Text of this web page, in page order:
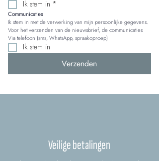
Ik stem in *
Communicaties
Ik stem in met de verwerking van mijn persoonlijke gegevens.
Voor het verzenden van de nieuwsbrief, de communicaties
Via telefoon (sms, WhatsApp, spraakoproep)
Ik stem in
Verzenden
Veilige betalingen